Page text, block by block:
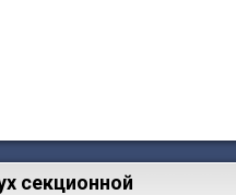
секционной